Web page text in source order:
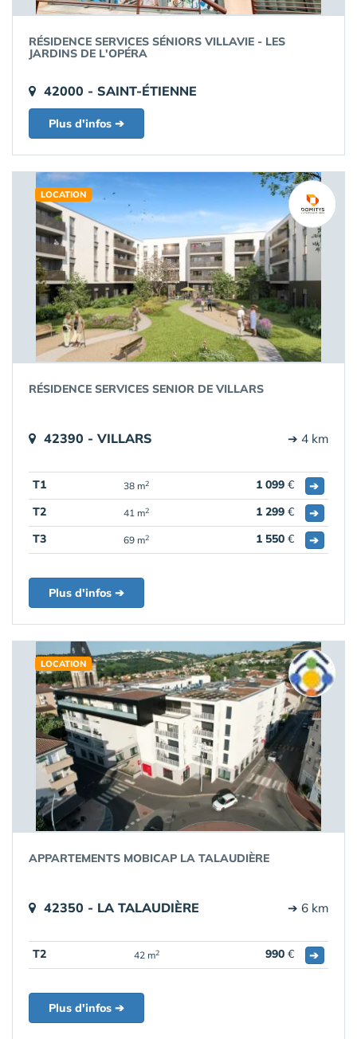
RÉSIDENCE SERVICES SÉNIORS VILLAVIE - LES
JARDINS DE L'OPÉRA
42000 - SAINT-ÉTIENNE
Plus d'infos ➔
LOCATION
RÉSIDENCE SERVICES SENIOR DE VILLARS
42390 - VILLARS ➔ 4 km
T1 38 m2 1 099 €
➔
T2
41 m2 1 299 €
➔
T3
69 m2 1 550 € ➔
Plus d'infos ➔
LOCATION
APPARTEMENTS MOBICAP LA TALAUDIÈRE
42350 - LA TALAUDIÈRE ➔ 6 km
T2 42 m2 990 € ➔
Plus d'infos ➔